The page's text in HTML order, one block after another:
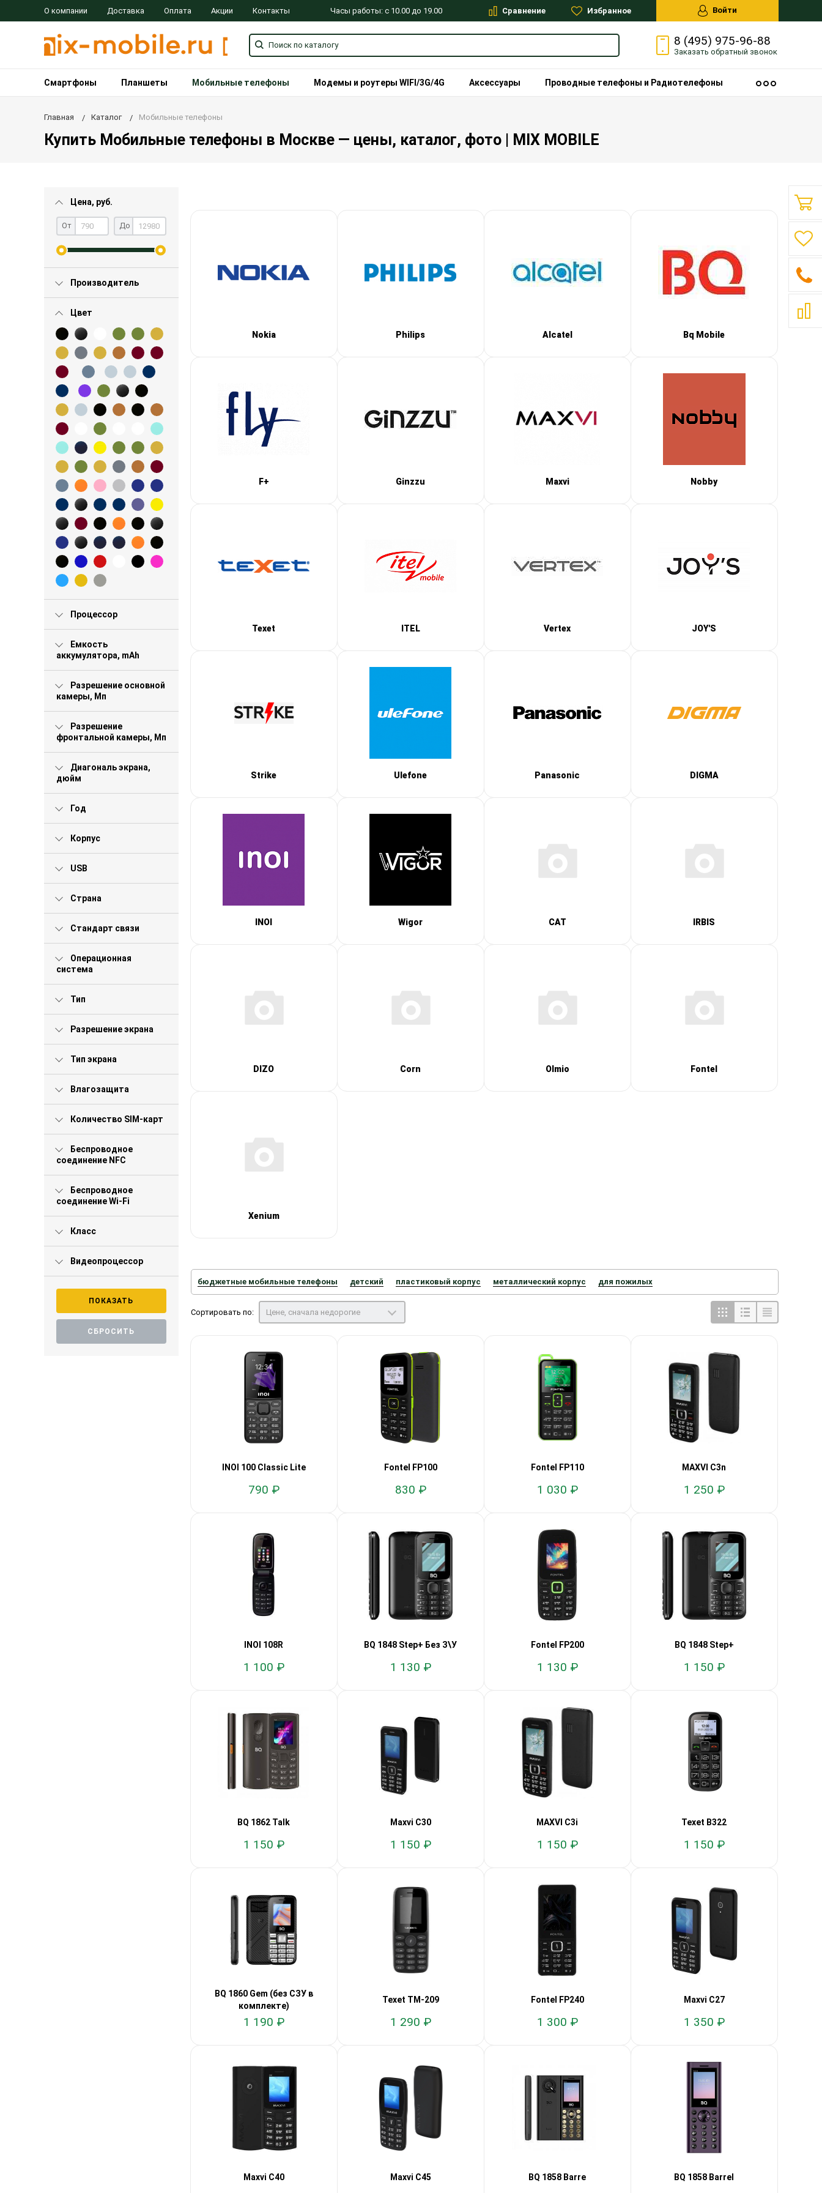
О компании Доставка Оплата Акции Контакты Часы работы: с 10.00 до 19.00 Сравнение Избранное Войти
8 (495) 975-96-88
Заказать обратный звонок
Смартфоны Планшеты Мобильные телефоны Модемы и роутеры WIFI/3G/4G Аксессуары Проводные телефоны и Радиотелефоны
Главная Каталог Мобильные телефоны
Купить Мобильные телефоны в Москве — цены, каталог, фото | MIX MOBILE
Цена, руб.
От До
Производитель
Цвет
Процессор
Емкость
аккумулятора, mAh
Разрешение основной
камеры, Мп
Разрешение
фронтальной камеры, Мп
Диагональ экрана,
дюйм
Год
Корпус
USB
Страна
Стандарт связи
Операционная
система
Тип
Разрешение экрана
Тип экрана
Влагозащита
Количество SIM-карт
Беспроводное
соединение NFC
Беспроводное
соединение Wi-Fi
Класс
Видеопроцессор
Nokia Philips Alcatel Bq Mobile
F+ Ginzzu Maxvi Nobby
Texet ITEL Vertex JOY'S
Strike Ulefone Panasonic DIGMA
INOI Wigor CAT IRBIS
DIZO Corn Olmio Fontel
Xenium
бюджетные мобильные телефоны детский пластиковый корпус металлический корпус для пожилых
Сортировать по: Цене, сначала недорогие
INOI 100 Classic Lite
790 ₽
Fontel FP100
830 ₽
Fontel FP110
1 030 ₽
MAXVI C3n
1 250 ₽
INOI 108R
1 100 ₽
BQ 1848 Step+ Без З\У
1 130 ₽
Fontel FP200
1 130 ₽
BQ 1848 Step+
1 150 ₽
BQ 1862 Talk
1 150 ₽
Maxvi C30
1 150 ₽
MAXVI C3i
1 150 ₽
Texet B322
1 150 ₽
BQ 1860 Gem (без СЗУ в
комплекте)
1 190 ₽
Texet TM-209
1 290 ₽
Fontel FP240
1 300 ₽
Maxvi C27
1 350 ₽
Maxvi C40 Maxvi C45 BQ 1858 Barre BQ 1858 Barrel